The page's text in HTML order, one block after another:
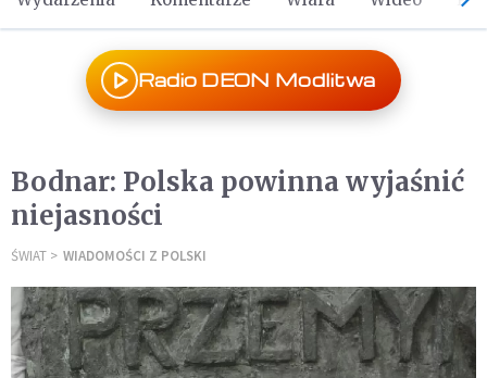
Radio DEON Modlitwa
Bodnar: Polska powinna wyjaśnić
niejasności
ŚWIAT WIADOMOŚCI Z POLSKI